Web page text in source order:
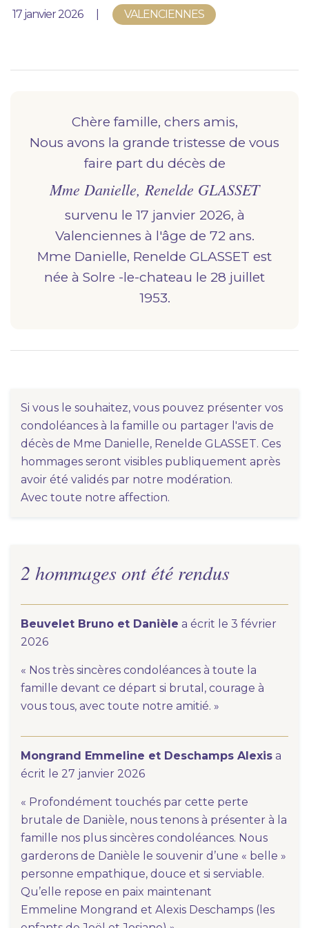
Nous vous accompagnons.
Nos produits en marbrerie
marbrerie pour accompagner l'hommage du
Demander un devis marbrerie
Publié le
17 janvier 2026 VALENCIENNES
Chère famille, chers amis,
Nous avons la grande tristesse de vous
faire part du décès de
Mme Danielle, Renelde GLASSET
survenu le 17 janvier 2026, à
valenciennes à l'âge de 72 ans.
Mme Danielle, Renelde GLASSET est
née à
solre -le-chateau le 28 juillet
1953.
Si vous le souhaitez, vous pouvez présenter vos
condoléances à la famille ou partager l'avis de
décès de Mme Danielle, Renelde GLASSET. Ces
hommages seront visibles publiquement après
avoir été validés par notre modération.
Avec toute notre affection.
2 hommages ont été rendus
Beuvelet Bruno et Danièle a écrit le 3 février
2026
« Nos très sincères condoléances à toute la
famille devant ce départ si brutal, courage à
vous tous, avec toute notre amitié. »
Mongrand Emmeline et Deschamps Alexis a
écrit le 27 janvier 2026
« Profondément touchés par cette perte
brutale de Danièle, nous tenons à présenter à la
famille nos plus sincères condoléances. Nous
garderons de Danièle le souvenir d’une « belle »
personne empathique, douce et si serviable.
Qu’elle repose en paix maintenant
Emmeline Mongrand et Alexis Deschamps (les